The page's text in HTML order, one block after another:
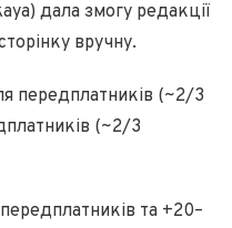
дала змогу редакції
вручну.
передплатників (~2/3
(~2/3
та +20–